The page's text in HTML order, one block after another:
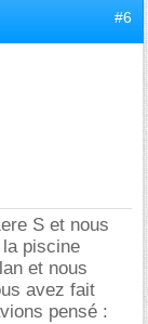
#6
S et nous
piscine
et nous
avez fait
pensé :